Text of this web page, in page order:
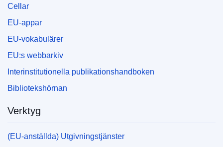
Cellar
EU-appar
EU-vokabulärer
EU:s webbarkiv
Interinstitutionella publikationshandboken
Bibliotekshörnan
Verktyg
(EU-anställda) Utgivningstjänster